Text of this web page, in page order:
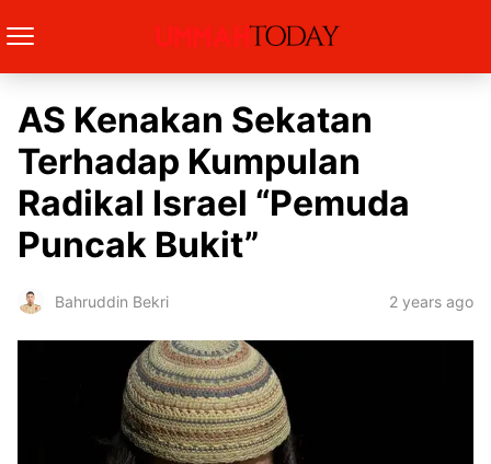
AS Kenakan Sekatan
Terhadap Kumpulan
Radikal Israel “Pemuda
Puncak Bukit”
Bahruddin Bekri 2 years ago